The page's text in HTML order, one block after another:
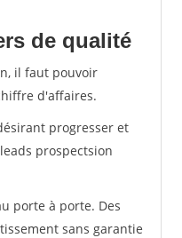
de qualité
il faut pouvoir
d'affaires.
progresser et
prospectsion
porte à porte. Des
sans garantie